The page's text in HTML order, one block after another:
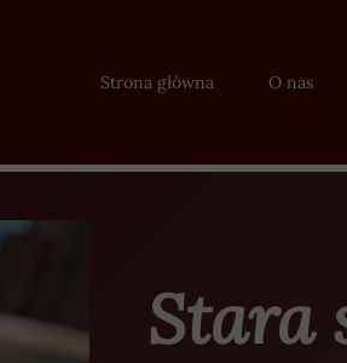
Strona główna O nas
Stara